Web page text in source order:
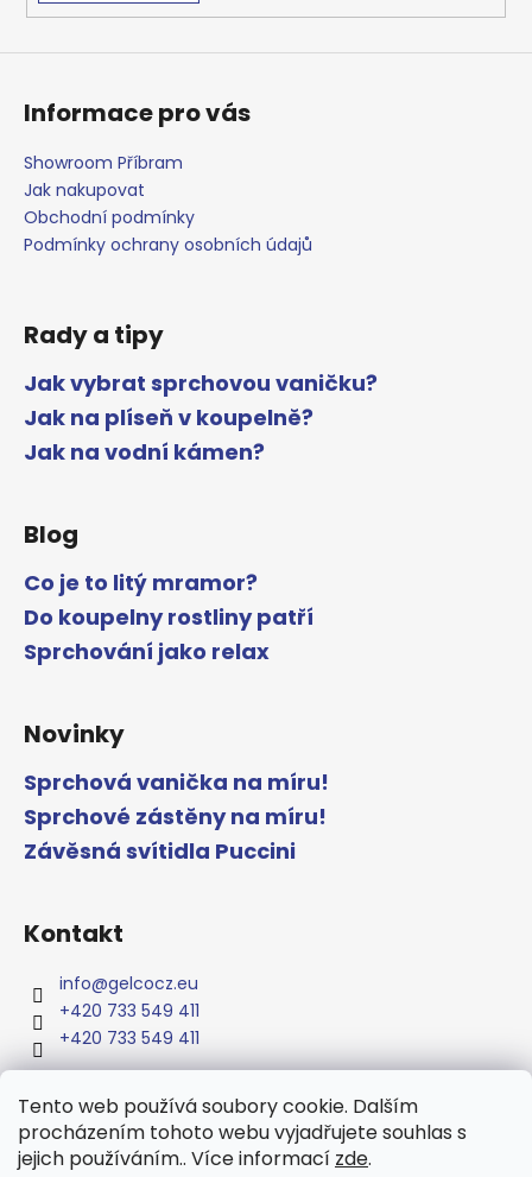
Tento web používá soubory cookie. Dalším
procházením tohoto webu vyjadřujete souhlas s
jejich používáním.. Více informací zde.
Informace pro vás
Showroom Příbram
Jak nakupovat
Obchodní podmínky
Podmínky ochrany osobních údajů
Rady a tipy
Jak vybrat sprchovou vaničku?
Jak na plíseň v koupelně?
Jak na vodní kámen?
Blog
Co je to litý mramor?
Do koupelny rostliny patří
Sprchování jako relax
Novinky
Sprchová vanička na míru!
Sprchové zástěny na míru!
Závěsná svítidla Puccini
Kontakt
info@gelcocz.eu
+420 733 549 411
+420 733 549 411
www.gelcocz.eu